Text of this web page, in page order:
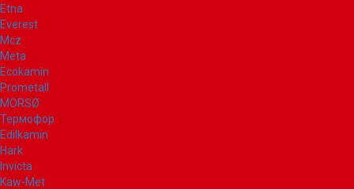
Etna
Everest
Mcz
Meta
Ecokamin
Prometall
MORSØ
Термофор
Edilkamin
Hark
Invicta
Kaw-Met